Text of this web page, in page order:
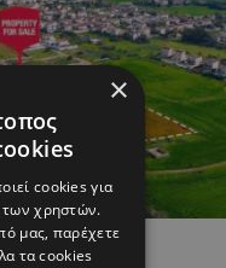
×
cookies για
των χρηστών.
μας, παρέχετε
τα cookies